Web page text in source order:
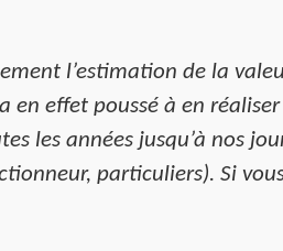
l’estimation de la
en effet poussé à en
les années jusqu’à nos
particuliers). Si